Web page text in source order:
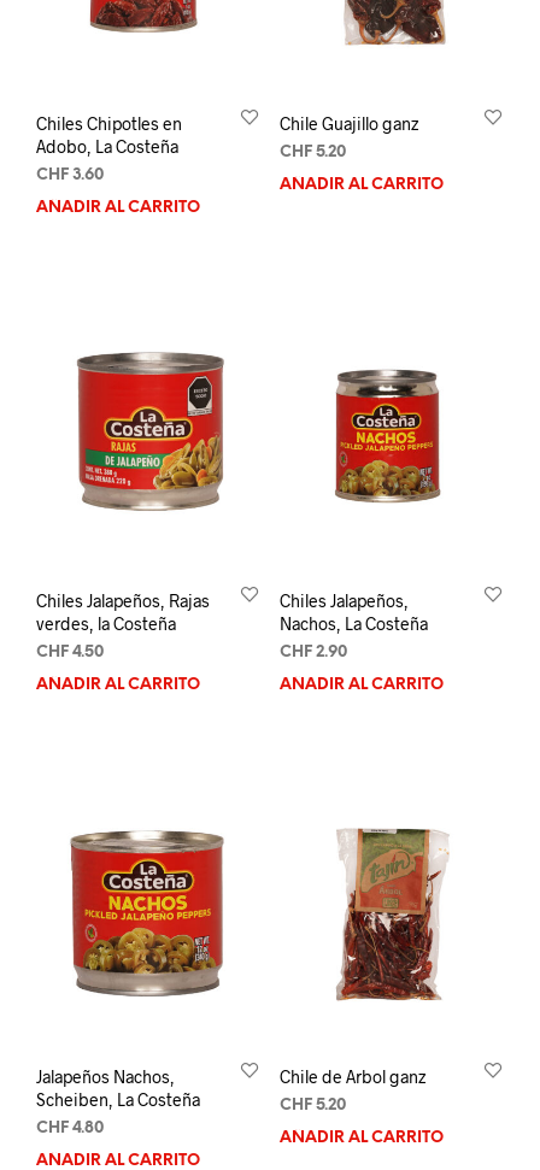
Chiles Chipotles en
Adobo, La Costeña
CHF 3.60
AÑADIR AL CARRITO
Chile Guajillo ganz
CHF5.20
AÑADIR AL CARRITO
Chiles Jalapeños, Rajas
verdes, la Costeña
CHF 4.50
AÑADIR AL CARRITO
Chiles Jalapeños,
Nachos, La Costeña
CHF2.90
AÑADIR AL CARRITO
Jalapeños Nachos,
Scheiben, La Costeña
CHF 4.80
AÑADIR AL CARRITO
Chile de Arbol ganz
CHF5.20
AÑADIR AL CARRITO